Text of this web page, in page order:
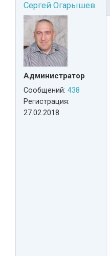
Сергей Огарышев
Администратор
Сообщений: 438
Регистрация:
27.02.2018